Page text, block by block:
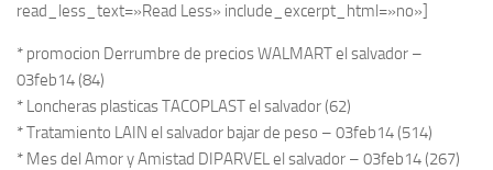
read_less_text=»Read Less» include_excerpt_html=»no»]
* promocion Derrumbre de precios WALMART el salvador –
03feb14 (84)
* Loncheras plasticas TACOPLAST el salvador (62)
* Tratamiento LAIN el salvador bajar de peso – 03feb14 (514)
* Mes del Amor y Amistad DIPARVEL el salvador – 03feb14 (267)